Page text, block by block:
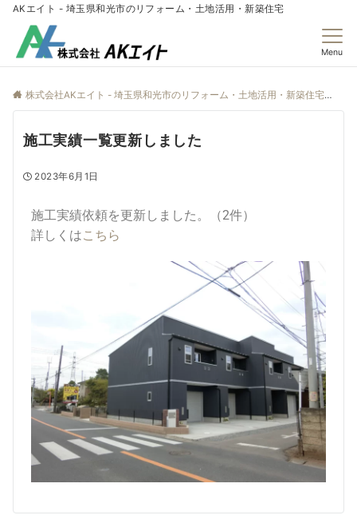
AKエイト - 埼玉県和光市のリフォーム・土地活用・新築住宅
Menu
株式会社AKエイト - 埼玉県和光市のリフォーム・土地活用・新築住宅
施工実績一覧更新しました
2023年6月1日
施工実績依頼を更新しました。（2件）
詳しくはこちら